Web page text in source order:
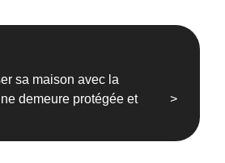
sa maison avec la
demeure protégée et